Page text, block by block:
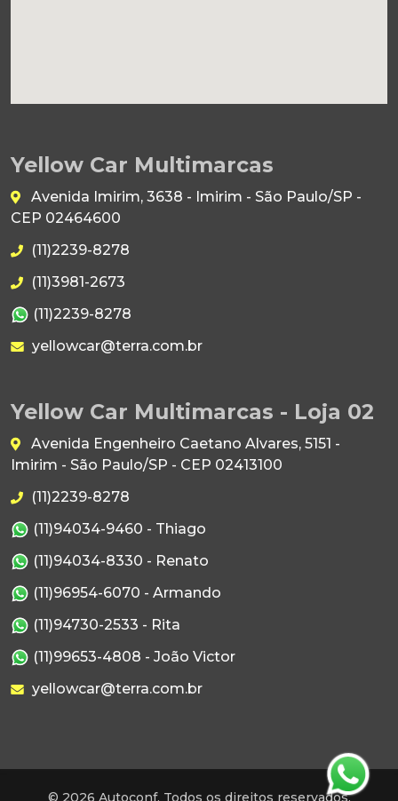
Yellow Car Multimarcas
Avenida Imirim, 3638 - Imirim - São Paulo/SP -
CEP 02464600
(11)2239-8278
(11)3981-2673
(11)2239-8278
yellowcar@terra.com.br
Yellow Car Multimarcas - Loja 02
Avenida Engenheiro Caetano Alvares, 5151 -
Imirim - São Paulo/SP - CEP 02413100
(11)2239-8278
(11)94034-9460 - Thiago
(11)94034-8330 - Renato
(11)96954-6070 - Armando
(11)94730-2533 - Rita
(11)99653-4808 - João Victor
yellowcar@terra.com.br
© 2026 Autoconf. Todos os direitos reservados.